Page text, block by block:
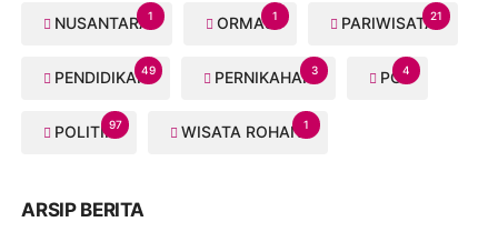
NUSANTARA1 ORMAS1 PARIWISATA21
PENDIDIKAN49 PERNIKAHAN3 PGI4
POLITIK97 WISATA ROHANI1
ARSIP BERITA